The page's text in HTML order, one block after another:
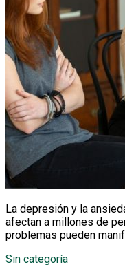
La depresión y la
afectan a millones de
problemas pueden
Sin categoría